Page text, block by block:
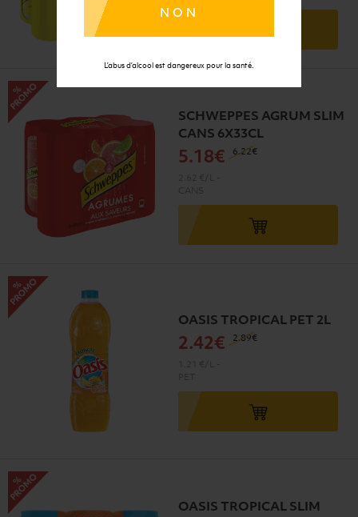
NON
L’abus d’alcool est dangereux pour la santé.
SCHWEPPES AGRUM SLIM
CANS 6X33CL
5.18€ 6.22€
OASIS TROPICAL PET 2L
2.42€ 2.89€
OASIS TROPICAL SLIM